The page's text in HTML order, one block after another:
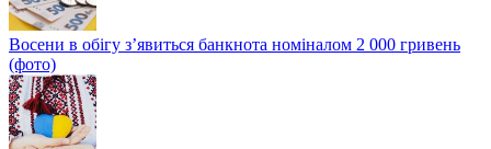
Восени в обігу з’явиться банкнота номіналом 2 000 гривень
(фото)